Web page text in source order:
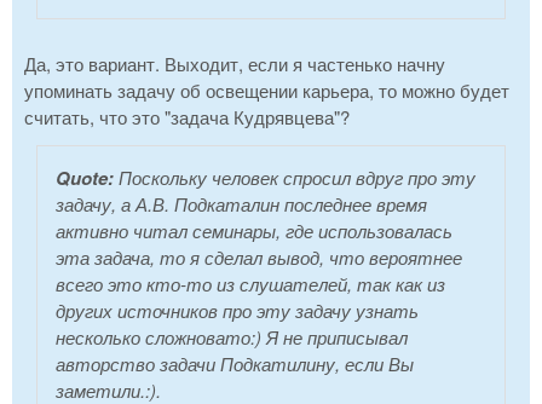
Да, это вариант. Выходит, если я частенько начну
упоминать задачу об освещении карьера, то можно будет
считать, что это "задача Кудрявцева"?
Quote:Поскольку человек спросил вдруг про эту
задачу, а А.В. Подкаталин последнее время
активно читал семинары, где использовалась
эта задача, то я сделал вывод, что вероятнее
всего это кто-то из слушателей, так как из
других источников про эту задачу узнать
несколько сложновато:) Я не приписывал
авторство задачи Подкатилину, если Вы
заметили.:).